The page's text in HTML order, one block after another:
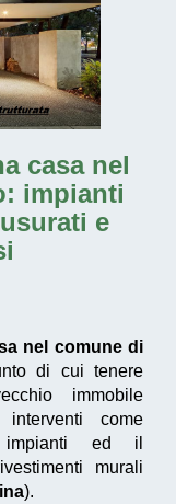
casa nel
: impianti
e
nel comune di
di cui tenere
immobile
come
ed il
murali
).